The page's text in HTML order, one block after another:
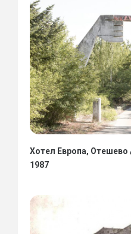
Хотел Европа, Отешево
1987